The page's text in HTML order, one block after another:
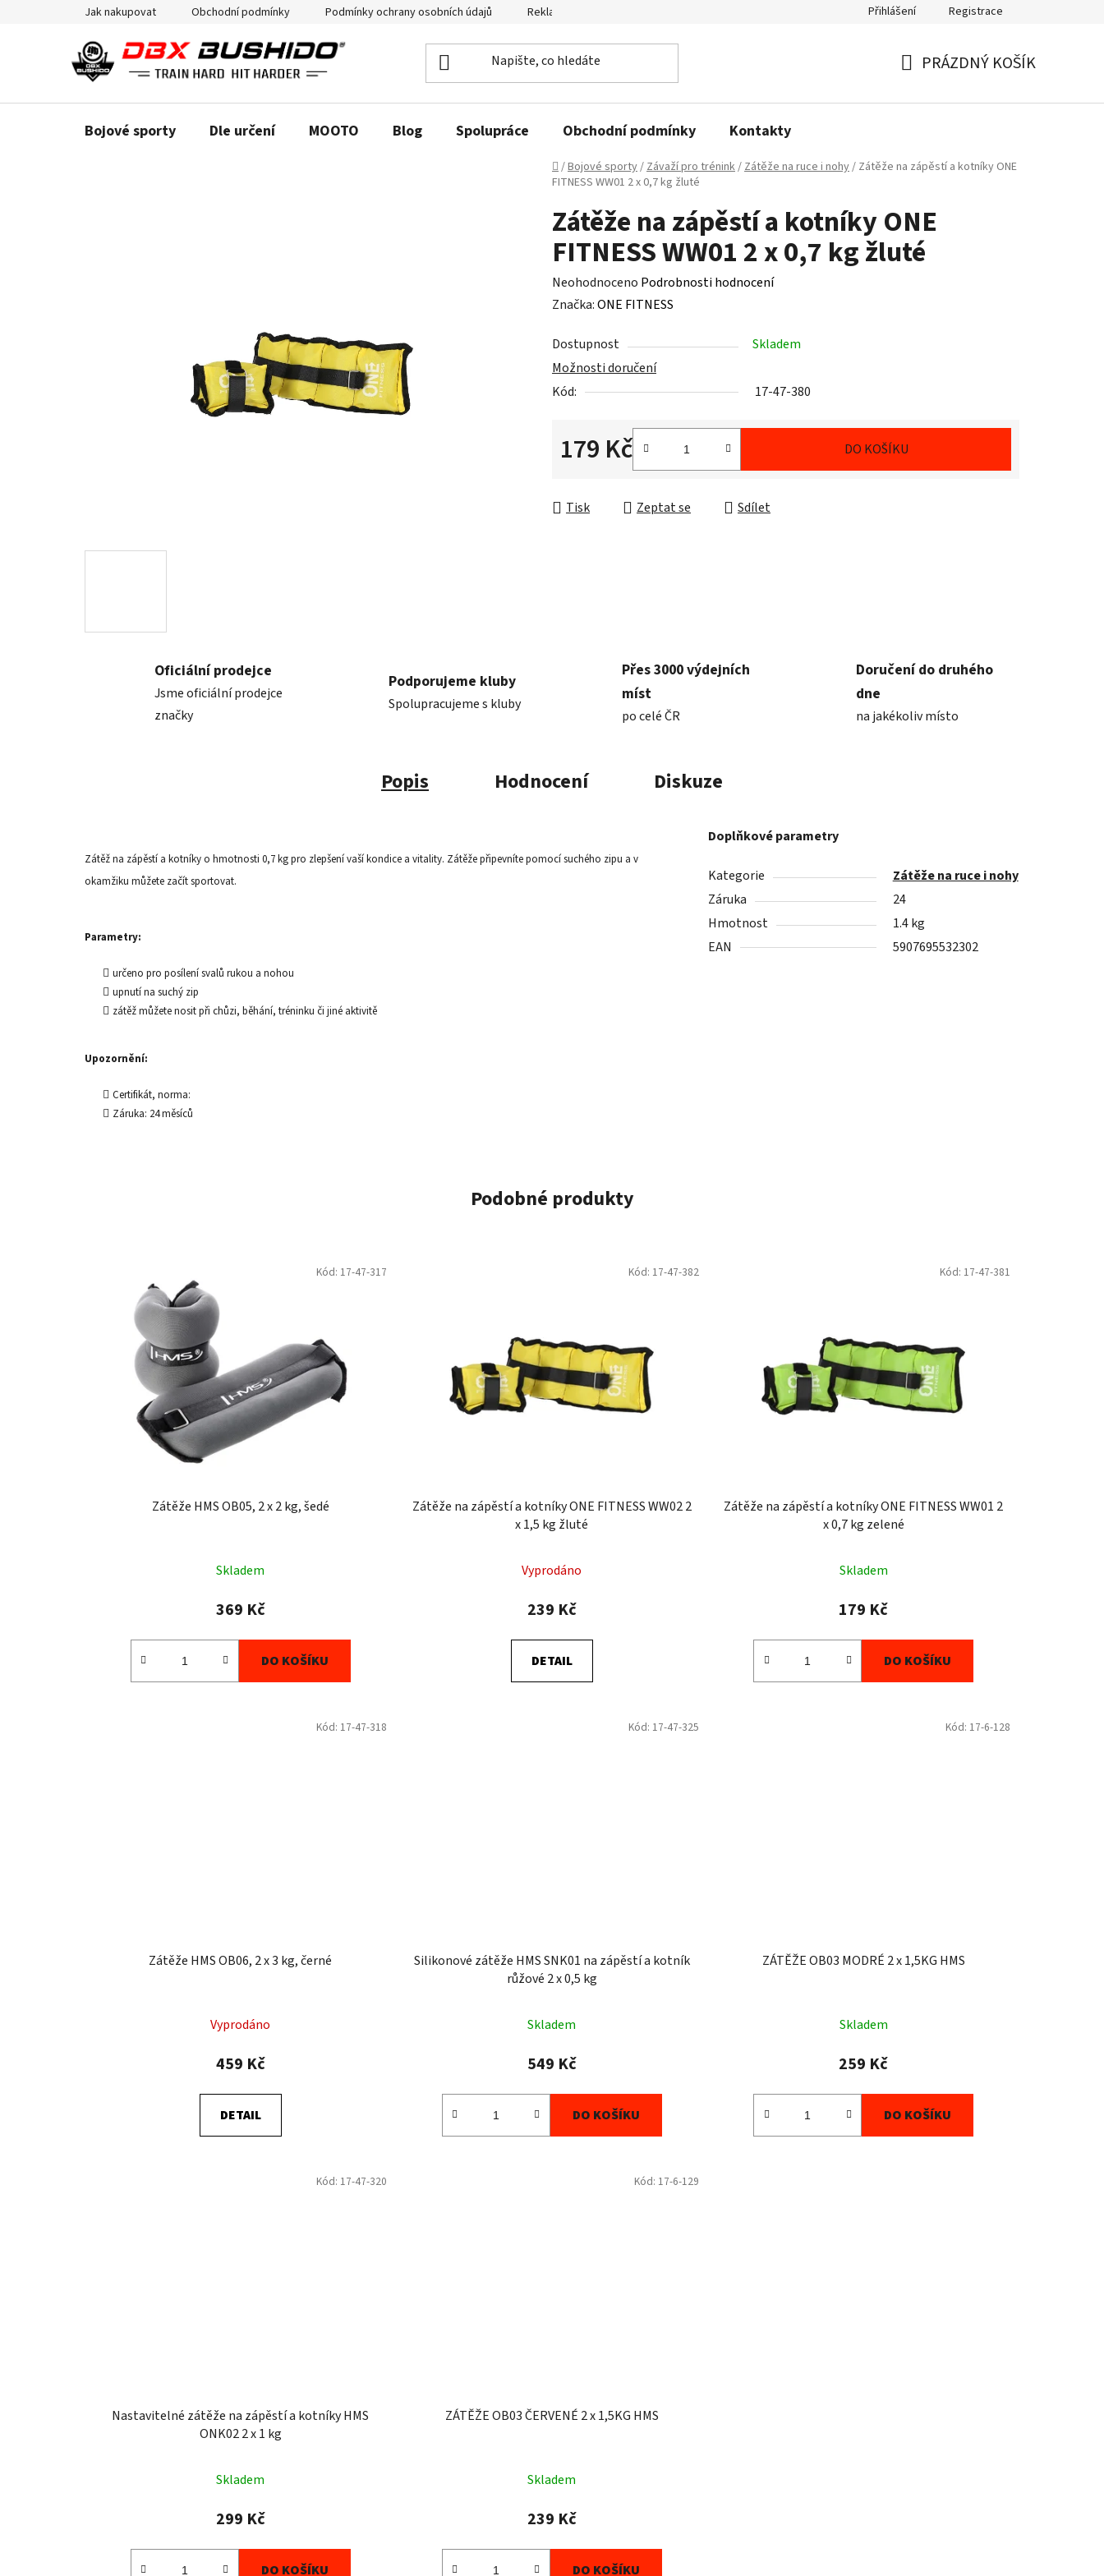
Jak nakupovat Obchodní podmínky Podmínky ochrany osobních údajů Reklamační řád a odstoupení od smlouvy Politika používání cookiesPřihlášení Registrace
PRÁZDNÝ KOŠÍK
Bojové sporty Dle určení MOOTO Blog Spolupráce Obchodní podmínky Kontakty
Domů
/Bojové sporty/Závaží pro trénink/Zátěže na ruce i nohy/ Zátěže na zápěstí a kotníky ONE
FITNESS WW01 2 x 0,7 kg žluté
Zátěže na zápěstí a kotníky ONE
FITNESS WW01 2 x 0,7 kg žluté
Průměrné
hodnocení
je
0,0
z
hvězdiček.
Neohodnoceno Podrobnosti hodnocení
Značka:ONE FITNESS
Dostupnost
Skladem
Možnosti doručení
Kód:
17-47-380
179 Kč DO KOŠÍKU
Tisk Zeptat se Sdílet
Oficiální prodejce
Jsme oficiální prodejce
značky
Podporujeme kluby
Spolupracujeme s kluby
Přes 3000 výdejních
míst
po celé ČR
Doručení do druhého
dne
na jakékoliv místo
Popis Hodnocení Diskuze
Zátěž na zápěstí a kotníky o hmotnosti 0,7 kg pro zlepšení vaší kondice a vitality. Zátěže připevníte pomocí suchého zipu a v
okamžiku můžete začít sportovat.
Parametry:
určeno pro posílení svalů rukou a nohou
upnutí na suchý zip
zátěž můžete nosit při chůzi, běhání, tréninku či jiné aktivitě
Upozornění:
Certifikát, norma:
Záruka: 24 měsíců
Doplňkové parametry
Kategorie
Zátěže na ruce i nohy
Záruka
24
Hmotnost
1.4 kg
EAN
5907695532302
Podobné produkty
Zátěže HMS OB05, 2 x 2 kg, šedé
Skladem
369 Kč
DO KOŠÍKU
Kód: 17-47-317
Zátěže na zápěstí a kotníky ONE FITNESS WW02 2
x 1,5 kg žluté
Vyprodáno
239 Kč
DETAIL
Kód: 17-47-382
Zátěže na zápěstí a kotníky ONE FITNESS WW01 2
x 0,7 kg zelené
Skladem
179 Kč
DO KOŠÍKU
Kód: 17-47-381
Zátěže HMS OB06, 2 x 3 kg, černé
Vyprodáno
459 Kč
DETAIL
Kód: 17-47-318
Silikonové zátěže HMS SNK01 na zápěstí a kotník
růžové 2 x 0,5 kg
Skladem
549 Kč
DO KOŠÍKU
Kód: 17-47-325
ZÁTĚŽE OB03 MODRÉ 2 x 1,5KG HMS
Skladem
259 Kč
DO KOŠÍKU
Kód: 17-6-128
Nastavitelné zátěže na zápěstí a kotníky HMS
ONK02 2 x 1 kg
Skladem
299 Kč
DO KOŠÍKU
Kód: 17-47-320
ZÁTĚŽE OB03 ČERVENÉ 2 x 1,5KG HMS
Skladem
239 Kč
DO KOŠÍKU
Kód: 17-6-129